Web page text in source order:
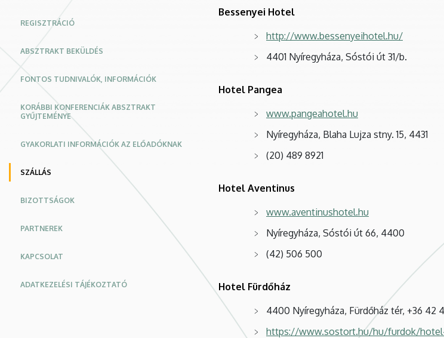
REGISZTRÁCIÓ
ABSZTRAKT BEKÜLDÉS
FONTOS TUDNIVALÓK, INFORMÁCIÓK
KORÁBBI KONFERENCIÁK ABSZTRAKT
GYŰJTEMÉNYE
GYAKORLATI INFORMÁCIÓK AZ ELŐADÓKNAK
SZÁLLÁS
BIZOTTSÁGOK
PARTNEREK
KAPCSOLAT
ADATKEZELÉSI TÁJÉKOZTATÓ
Bessenyei Hotel
http://www.bessenyeihotel.hu/
4401 Nyíregyháza, Sóstói út 31/b.
Hotel Pangea
www.pangeahotel.hu
Nyíregyháza, Blaha Lujza stny. 15, 4431
(20) 489 8921
Hotel Aventinus
www.aventinushotel.hu
Nyíregyháza, Sóstói út 66, 4400
(42) 506 500
Hotel Fürdőház
4400 Nyíregyháza, Fürdőház tér, +36 42
https://www.sostort.hu/hu/furdok/